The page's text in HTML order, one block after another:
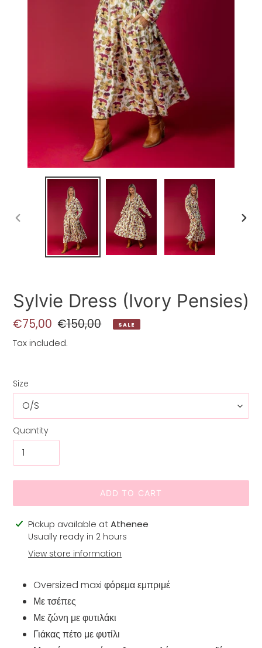
Sylvie Dress (Ivory Pensies)
Sale
price
€75,00 Regular
price
€150,00 SALE
Tax included.
Size
Quantity
ADD TO CART
Adding
product
your
Pickup available atAthenee
Usually ready in 2 hours
View store information
Oversized maxi φόρεμα εμπριμέ
Με τσέπες
Με ζώνη με φυτιλάκι
Γιάκας πέτο με φυτίλι